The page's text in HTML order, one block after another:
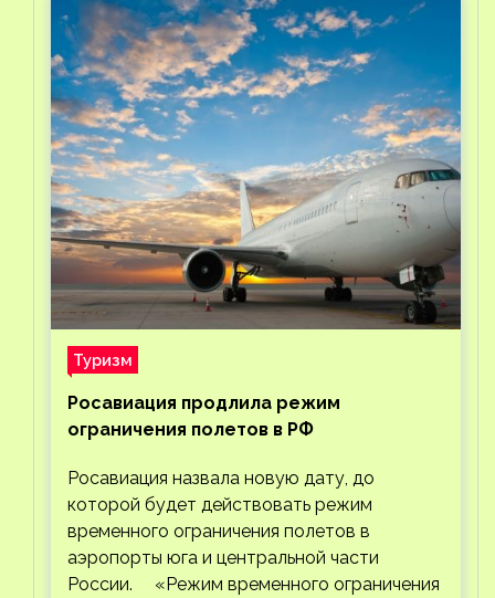
Туризм
Росавиация продлила режим
ограничения полетов в РФ
Росавиация назвала новую дату, до
которой будет действовать режим
временного ограничения полетов в
аэропорты юга и центральной части
России. «Режим временного ограничения